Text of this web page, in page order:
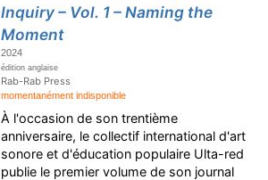
Inquiry – Vol. 1 – Naming the
Moment
2024
édition anglaise
Rab-Rab Press
momentanément indisponible
À l'occasion de son trentième
anniversaire, le collectif international d'art
sonore et d'éducation populaire Ulta-red
publie le premier volume de son journal